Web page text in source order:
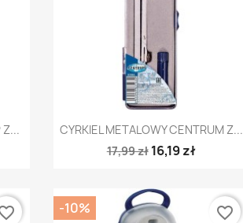
Z...
Szybki podgląd
CYRKIEL METALOWY CENTRUM Z...
17,99 zł 16,19 zł
-10% favorite_border